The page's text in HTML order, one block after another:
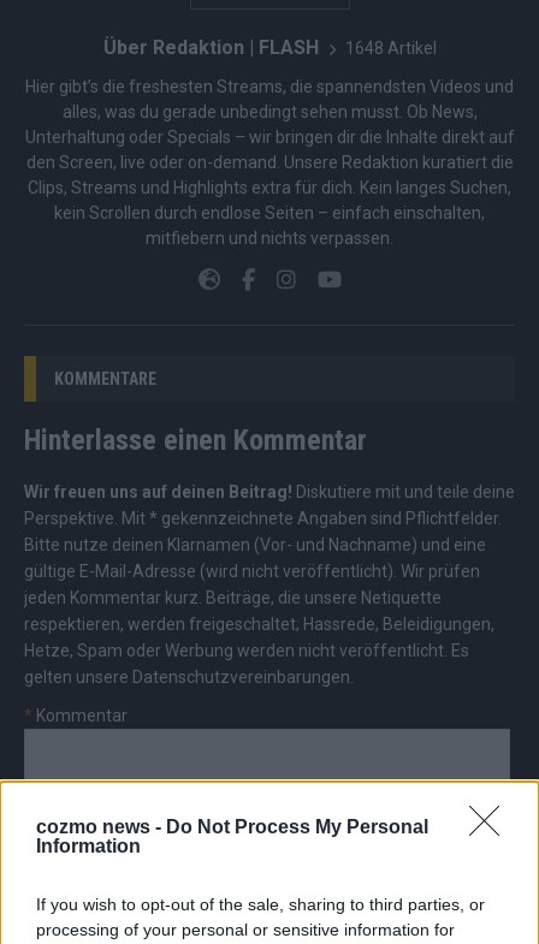
cozmo news - Do Not Process My Personal
Information
If you wish to opt-out of the sale, sharing to third parties, or
processing of your personal or sensitive information for
Über Redaktion | FLASH 1648 Artikel
Hier gibt’s die freshesten Streams, die spannendsten Videos und
alles, was du gerade unbedingt sehen musst. Ob News,
Unterhaltung oder Specials – wir bringen dir die Inhalte direkt auf
den Screen, live oder on-demand. Unsere Redaktion kuratiert die
Clips, Streams und Highlights extra für dich. Kein langes Suchen,
kein Scrollen durch endlose Seiten – einfach einschalten,
mitfiebern und nichts verpassen.
KOMMENTARE
Hinterlasse einen Kommentar
Wir freuen uns auf deinen Beitrag! Diskutiere mit und teile deine
Perspektive. Mit * gekennzeichnete Angaben sind Pflichtfelder.
Bitte nutze deinen Klarnamen (Vor- und Nachname) und eine
gültige E-Mail-Adresse (wird nicht veröffentlicht). Wir prüfen
jeden Kommentar kurz. Beiträge, die unsere Netiquette
respektieren, werden freigeschaltet; Hassrede, Beleidigungen,
Hetze, Spam oder Werbung werden nicht veröffentlicht. Es
gelten unsere Datenschutzvereinbarungen
* Kommentar